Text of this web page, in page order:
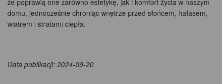
że poprawią one zarówno estetykę, jak i komfort życia w naszym
domu, jednocześnie chroniąc wnętrze przed słońcem, hałasem,
wiatrem i stratami ciepła.
Data publikacji: 2024-09-20